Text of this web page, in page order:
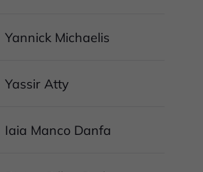
Yannick Michaelis
Yassir Atty
Iaia Manco Danfa